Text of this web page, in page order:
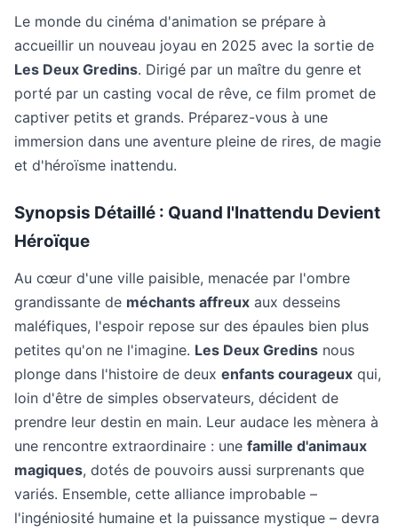
Le monde du cinéma d'animation se prépare à
accueillir un nouveau joyau en 2025 avec la sortie de
Les Deux Gredins. Dirigé par un maître du genre et
porté par un casting vocal de rêve, ce film promet de
captiver petits et grands. Préparez-vous à une
immersion dans une aventure pleine de rires, de magie
et d'héroïsme inattendu.
Synopsis Détaillé : Quand l'Inattendu Devient
Héroïque
Au cœur d'une ville paisible, menacée par l'ombre
grandissante de méchants affreux aux desseins
maléfiques, l'espoir repose sur des épaules bien plus
petites qu'on ne l'imagine. Les Deux Gredins nous
plonge dans l'histoire de deux enfants courageux qui,
loin d'être de simples observateurs, décident de
prendre leur destin en main. Leur audace les mènera à
une rencontre extraordinaire : une famille d'animaux
magiques, dotés de pouvoirs aussi surprenants que
variés. Ensemble, cette alliance improbable –
l'ingéniosité humaine et la puissance mystique – devra